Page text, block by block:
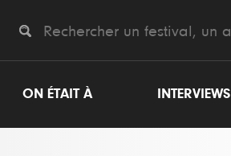
ON ÉTAIT À INTERVIEWS